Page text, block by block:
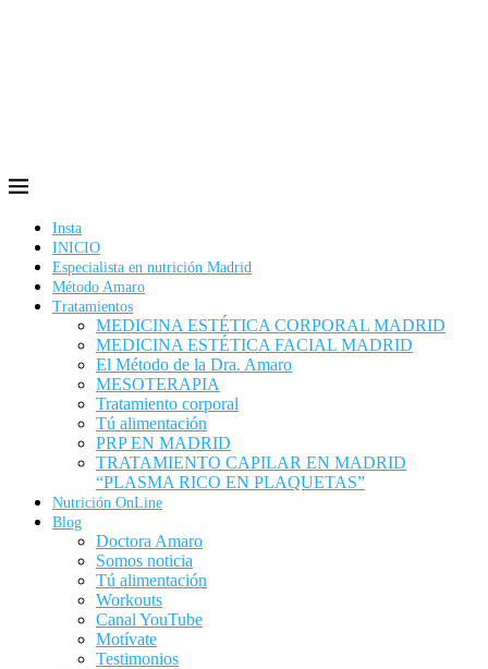
Insta
INICIO
Especialista en nutrición Madrid
Método Amaro
Tratamientos
MEDICINA ESTÉTICA CORPORAL MADRID
MEDICINA ESTÉTICA FACIAL MADRID
El Método de la Dra. Amaro
MESOTERAPIA
Tratamiento corporal
Tú alimentación
PRP EN MADRID
TRATAMIENTO CAPILAR EN MADRID
“PLASMA RICO EN PLAQUETAS”
Nutrición OnLine
Blog
Doctora Amaro
Somos noticia
Tú alimentación
Workouts
Canal YouTube
Motívate
Testimonios